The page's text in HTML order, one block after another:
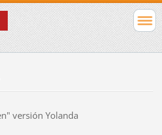
versión Yolanda